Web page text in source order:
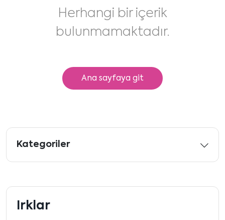
Herhangi bir içerik
bulunmamaktadır.
Ana sayfaya git
Kategoriler
Irklar